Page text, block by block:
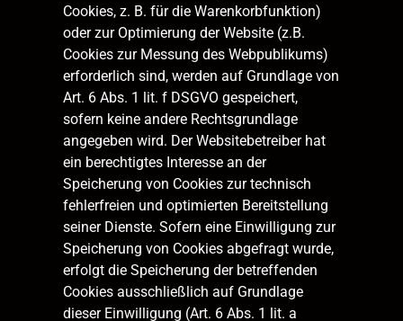
Cookies, z. B. für die Warenkorbfunktion)
oder zur Optimierung der Website (z.B.
Cookies zur Messung des Webpublikums)
erforderlich sind, werden auf Grundlage von
Art. 6 Abs. 1 lit. f DSGVO gespeichert,
sofern keine andere Rechtsgrundlage
angegeben wird. Der Websitebetreiber hat
ein berechtigtes Interesse an der
Speicherung von Cookies zur technisch
fehlerfreien und optimierten Bereitstellung
seiner Dienste. Sofern eine Einwilligung zur
Speicherung von Cookies abgefragt wurde,
erfolgt die Speicherung der betreffenden
Cookies ausschließlich auf Grundlage
dieser Einwilligung (Art. 6 Abs. 1 lit. a